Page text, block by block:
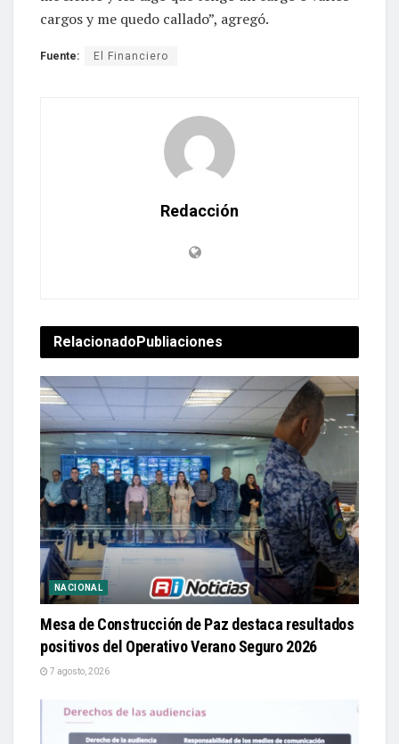
cargos y me quedo callado”, agregó.
Fuente: El Financiero
Redacción
RelacionadoPubliaciones
NACIONAL
Mesa de Construcción de Paz destaca resultados
positivos del Operativo Verano Seguro 2026
7 agosto, 2026